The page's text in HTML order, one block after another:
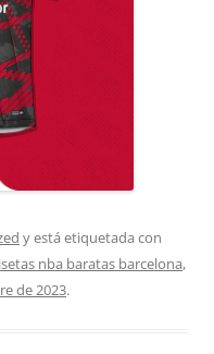
y está etiquetada con
nba baratas barcelona,
de 2023.